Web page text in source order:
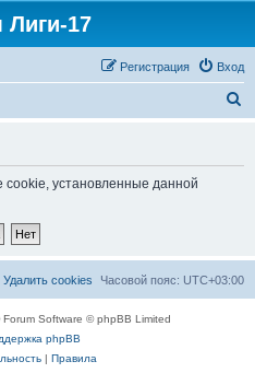
17
Вход
Регистрация
cookie, установленные данной
Часовой пояс: UTC+03:00
Удалить cookies
Forum Software © phpBB Limited
phpBB
| Правила